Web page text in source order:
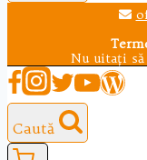
Nu uitaţi
Caută